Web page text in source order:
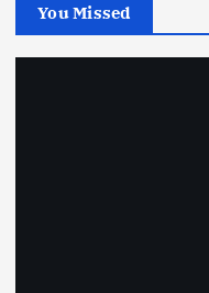
You Missed